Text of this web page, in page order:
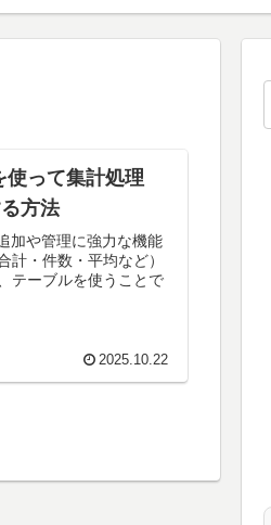
使って集計処理
方法
加や管理に強力な機能
計・件数・平均など）
テーブルを使うことで
2025.10.22